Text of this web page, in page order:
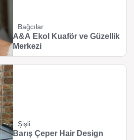
Bağcılar
A&A Ekol Kuaför ve Güzellik
Merkezi
Şişli
Barış Çeper Hair Design